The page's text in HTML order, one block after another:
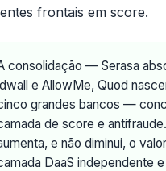
frontais em score.
consolidação — Serasa
e AllowMe, Quod
grandes bancos —
de score e
e não diminui, o
DaaS independente